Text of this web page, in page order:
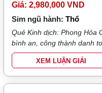
Giá: 2,980,000 VND
Sim ngũ hành:Thổ
Quẻ Kinh dịch: Phong Hỏa
bình an, công thành danh
XEM LUẬN GIẢI